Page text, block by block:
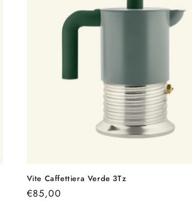
Vite Caffettiera Verde 3Tz
Prezzo
€85,00